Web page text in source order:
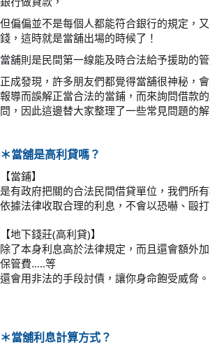
但偏偏並不是每個人都能符合銀行的規定，
錢，這時就是當舖出場的時候了！
當舖則是民間第一線能及時合法給予援助的
正成發現，許多朋友們都覺得當舖很神秘，
報導而誤解正當合法的當鋪，而來詢問借款
問，因此這邊替大家整理了一些常見問題的
＊當舖是高利貸嗎？
【當鋪】
是有政府把關的合法民間借貸單位，我們所
依據法律收取合理的利息，不會以恐嚇、毆
【地下錢莊(高利貸)】
除了本身利息高於法律規定，而且還會額外
保管費…..等
還會用非法的手段討債，讓你身命飽受威脅。
＊當舖利息計算方式？